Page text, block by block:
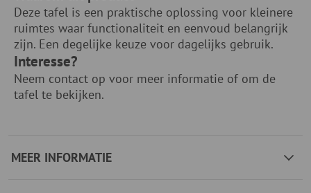
Deze tafel is een praktische oplossing voor kleinere
ruimtes waar functionaliteit en eenvoud belangrijk
zijn. Een degelijke keuze voor dagelijks gebruik.
Interesse?
Neem contact op voor meer informatie of om de
tafel te bekijken.
MEER INFORMATIE